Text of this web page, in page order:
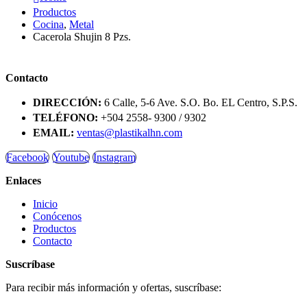
Productos
Cocina, Metal
Cacerola Shujin 8 Pzs.
Contacto
DIRECCIÓN: 6 Calle, 5-6 Ave. S.O. Bo. EL Centro, S.P.S.
TELÉFONO: +504 2558- 9300 / 9302
EMAIL: ventas@plastikalhn.com
Facebook Youtube Instagram
Enlaces
Inicio
Conócenos
Productos
Contacto
Suscríbase
Para recibir más información y ofertas, suscríbase: